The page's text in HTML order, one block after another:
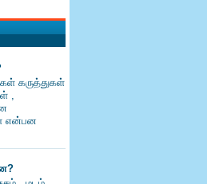
கருத்துகள்
,
என்பன